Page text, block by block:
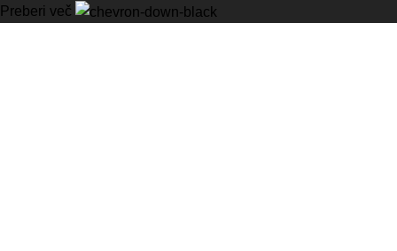
Preberi več